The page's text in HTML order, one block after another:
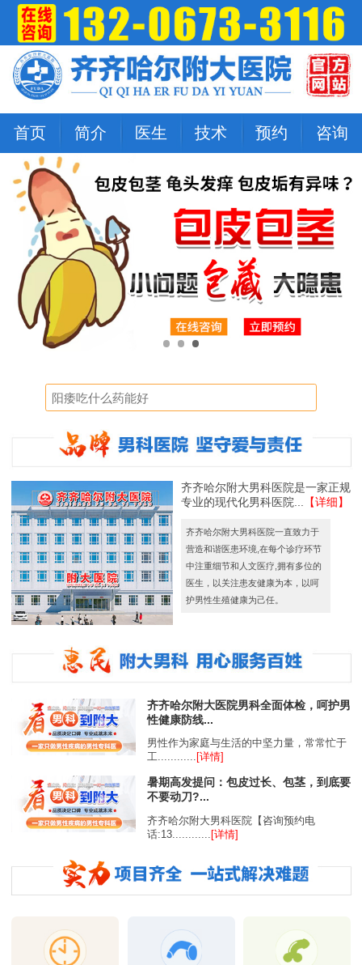
首页 简介 医生 技术 预约 咨询
齐齐哈尔附大男科医院是一家正规
专业的现代化男科医院...
【详细】
齐齐哈尔附大男科医院一直致力于
营造和谐医患环境,在每个诊疗环节
中注重细节和人文医疗,拥有多位的
医生，以关注患友健康为本，以呵
护男性生殖健康为己任。
齐齐哈尔附大医院男科全面体检，呵护男
性健康防线...
男性作为家庭与生活的中坚力量，常常忙于
工............ [详情]
暑期高发提问：包皮过长、包茎，到底要
不要动刀?...
齐齐哈尔附大男科医院【咨询预约电
话:13............
[详情]